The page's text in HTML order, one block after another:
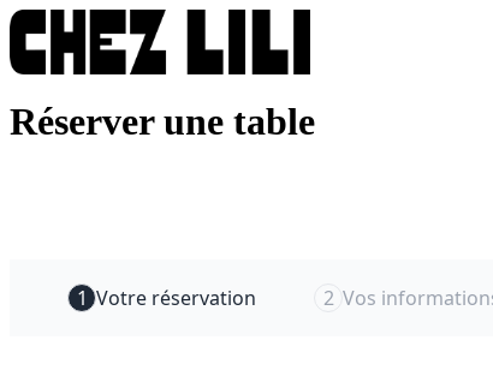
Aller
au
contenu
Réserver une table